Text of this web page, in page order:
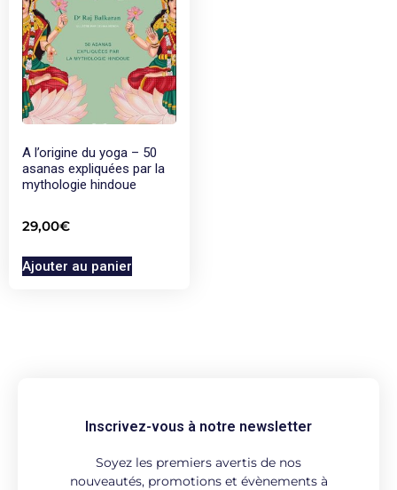
A l’origine du yoga – 50
asanas expliquées par la
mythologie hindoue
29,00€
Ajouter au panier
Inscrivez-vous à notre newsletter
Soyez les premiers avertis de nos
nouveautés, promotions et évènements à